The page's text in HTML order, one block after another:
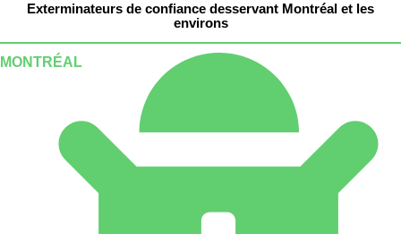
Exterminateurs de confiance desservant Montréal et les
environs
MONTRÉAL